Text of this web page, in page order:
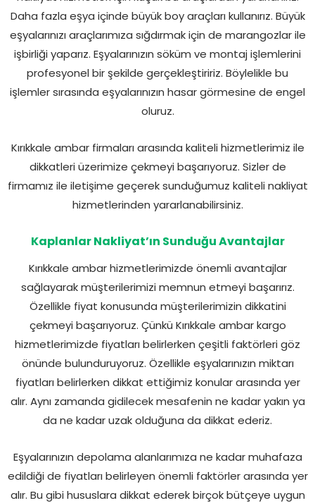
Daha fazla eşya içinde büyük boy araçları kullanırız. Büyük
eşyalarınızı araçlarımıza sığdırmak için de marangozlar ile
işbirliği yaparız. Eşyalarınızın söküm ve montaj işlemlerini
profesyonel bir şekilde gerçekleştiririz. Böylelikle bu
işlemler sırasında eşyalarınızın hasar görmesine de engel
oluruz.
Kırıkkale ambar firmaları arasında kaliteli hizmetlerimiz ile
dikkatleri üzerimize çekmeyi başarıyoruz. Sizler de
firmamız ile iletişime geçerek sunduğumuz kaliteli nakliyat
hizmetlerinden yararlanabilirsiniz.
Kaplanlar Nakliyat’ın Sunduğu Avantajlar
Kırıkkale ambar hizmetlerimizde önemli avantajlar
sağlayarak müşterilerimizi memnun etmeyi başarırız.
Özellikle fiyat konusunda müşterilerimizin dikkatini
çekmeyi başarıyoruz. Çünkü Kırıkkale ambar kargo
hizmetlerimizde fiyatları belirlerken çeşitli faktörleri göz
önünde bulunduruyoruz. Özellikle eşyalarınızın miktarı
fiyatları belirlerken dikkat ettiğimiz konular arasında yer
alır. Aynı zamanda gidilecek mesafenin ne kadar yakın ya
da ne kadar uzak olduğuna da dikkat ederiz.
Eşyalarınızın depolama alanlarımıza ne kadar muhafaza
edildiği de fiyatları belirleyen önemli faktörler arasında yer
alır. Bu gibi hususlara dikkat ederek birçok bütçeye uygun